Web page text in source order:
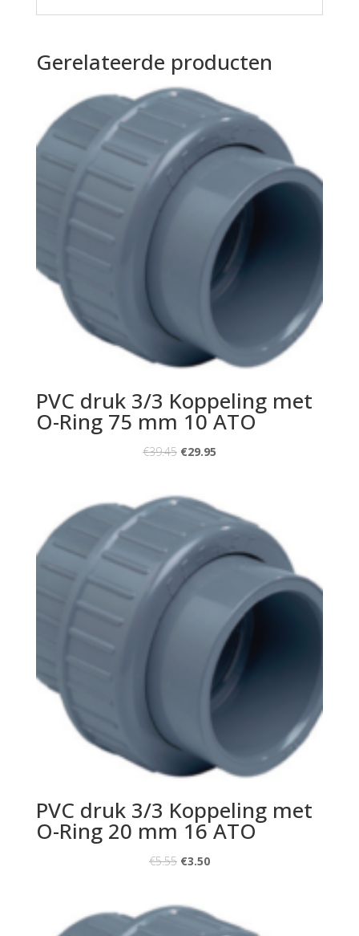
Gerelateerde producten
PVC druk 3/3 Koppeling met
O-Ring 75 mm 10 ATO
€39.45 €29.95
PVC druk 3/3 Koppeling met
O-Ring 20 mm 16 ATO
€5.55 €3.50